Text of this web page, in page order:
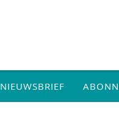
NIEUWSBRIEF